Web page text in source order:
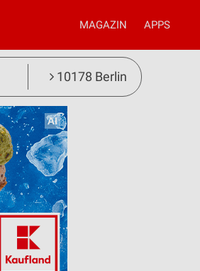
MAGAZIN APPS
10178 Berlin